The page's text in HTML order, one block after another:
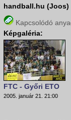
handball.hu (Joos)
Kapcsolódó
Képgaléria:
FTC - Győri ETO
2005. január 21. 21:00